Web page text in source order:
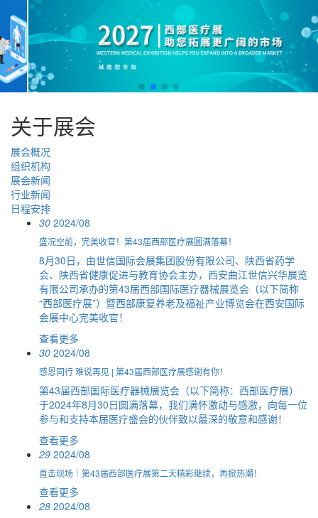
关于展会
展会概况
组织机构
展会新闻
行业新闻
日程安排
30 2024/08
盛况空前，完美收官！第43届西部医疗展圆满落幕！
8月30日，由世信国际会展集团股份有限公司、陕西省药学
会、陕西省健康促进与教育协会主办，西安曲江世信兴华展览
有限公司承办的第43届西部国际医疗器械展览会（以下简称
“西部医疗展”）暨西部康复养老及福祉产业博览会在西安国际
会展中心完美收官！
查看更多
30 2024/08
感恩同行 难说再见 | 第43届西部医疗展感谢有你！
第43届西部国际医疗器械展览会（以下简称：西部医疗展）
于2024年8月30日圆满落幕，我们满怀激动与感激，向每一位
参与和支持本届医疗盛会的伙伴致以最深的敬意和感谢！
查看更多
29 2024/08
直击现场｜第43届西部医疗展第二天精彩继续，再掀热潮！
查看更多
28 2024/08